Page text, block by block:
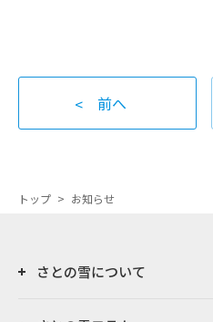
前へ
トップ > お知らせ
さとの雪について